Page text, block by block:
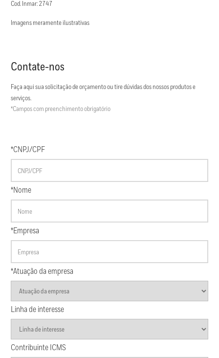
Cod. Inmar: 2747
Imagens meramente ilustrativas
Contate-nos
Faça aqui sua solicitação de orçamento ou tire dúvidas dos nossos produtos e
serviços.
*Campos com preenchimento obrigatório
*CNPJ/CPF
*Nome
*Empresa
*Atuação da empresa
Linha de interesse
Contribuinte ICMS